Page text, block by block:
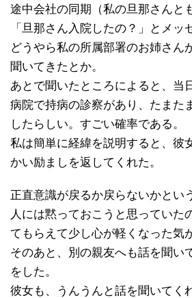
途中会社の同期（私の旦那さんと
「旦那さん入院したの？」とメッ
どうやら私の所属部署のお姉さん
聞いてきたとか。
あとで聞いたところによると、当
病院で持病の診察があり、たまた
したらしい。すごい確率である。
私は簡単に経緯を説明すると、彼
かい励ましを返してくれた。
正直意識が戻るか戻らないかとい
人には黙っておこうと思っていた
てもらえて少し心が軽くなった気
そのあと、別の親友へも話を聞い
をした。
彼女も、うんうんと話を聞いてく